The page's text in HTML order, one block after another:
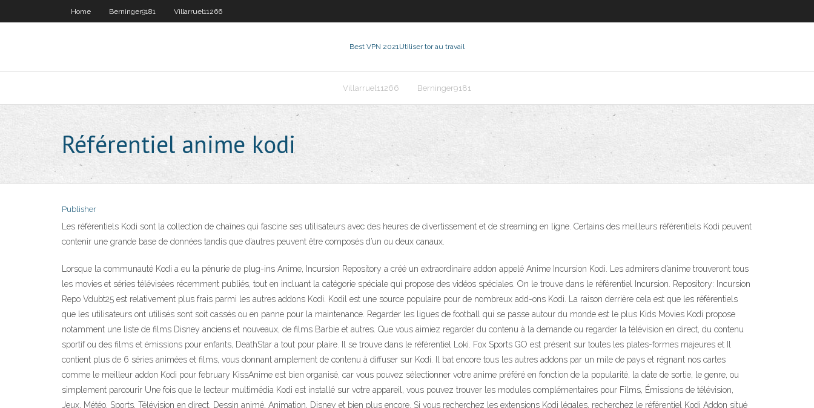
Home Berninger9181 Villarruel11266
Best VPN 2021Utiliser tor au travail
Villarruel11266 Berninger9181
Référentiel anime kodi
Publisher
Les référentiels Kodi sont la collection de chaînes qui fascine ses utilisateurs avec des heures de divertissement et de streaming en ligne. Certains des meilleurs référentiels Kodi peuvent
contenir une grande base de données tandis que d’autres peuvent être composés d’un ou deux canaux.
Lorsque la communauté Kodi a eu la pénurie de plug-ins Anime, Incursion Repository a créé un extraordinaire addon appelé Anime Incursion Kodi. Les admirers d’anime trouveront tous
les movies et séries télévisées récemment publiés, tout en incluant la catégorie spéciale qui propose des vidéos spéciales. On le trouve dans le référentiel Incursion. Repository: Incursion
Repo Vdubt25 est relativement plus frais parmi les autres addons Kodi. Kodil est une source populaire pour de nombreux add-ons Kodi. La raison derrière cela est que les référentiels
que les utilisateurs ont utilisés sont soit cassés ou en panne pour la maintenance. Regarder les ligues de football qui se passe autour du monde est le plus Kids Movies Kodi propose
notamment une liste de films Disney anciens et nouveaux, de films Barbie et autres. Que vous aimiez regarder du contenu à la demande ou regarder la télévision en direct, du contenu
sportif ou des films et émissions pour enfants, DeathStar a tout pour plaire. Il se trouve dans le référentiel Loki. Fox Sports GO est présent sur toutes les plates-formes majeures et Il
contient plus de 6 séries animées et films, vous donnant amplement de contenu à diffuser sur Kodi. Il bat encore tous les autres addons par un mile de pays et régnant nos cartes
comme le meilleur addon Kodi pour february KissAnime est bien organisé, car vous pouvez sélectionner votre anime préféré en fonction de la popularité, la date de sortie, le genre, ou
simplement parcourir Une fois que le lecteur multimédia Kodi est installé sur votre appareil, vous pouvez trouver les modules complémentaires pour Films, Émissions de télévision,
Jeux, Météo, Sports, Télévision en direct, Dessin animé, Animation, Disney et bien plus encore. Si vous recherchez les extensions Kodi légales, recherchez le référentiel Kodi Addon situé